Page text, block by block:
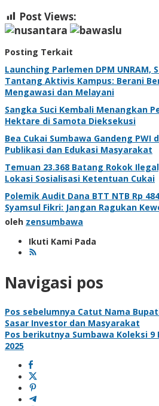
Post Views:
Posting Terkait
Launching Parlemen DPM UNRAM,
Tantang Aktivis Kampus: Berani
Mengawasi dan Melayani
Sangka Suci Kembali Menangkan
Hektare di Samota Dieksekusi
Bea Cukai Sumbawa Gandeng PWI
Publikasi dan Edukasi Masyarakat
Temuan 23.368 Batang Rokok
Lokasi Sosialisasi Ketentuan Cukai
Polemik Audit Dana BTT NTB Rp
Syamsul Fikri: Jangan Ragukan
oleh zensumbawa
Ikuti Kami Pada
Navigasi pos
Pos sebelumnya Catut Nama
Sasar Investor dan Masyarakat
Pos berikutnya Sumbawa Koleksi
2025